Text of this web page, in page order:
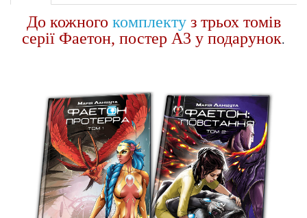
До кожного комплектуз трьох томів
серії Фаетон, постер А3 у подарунок.